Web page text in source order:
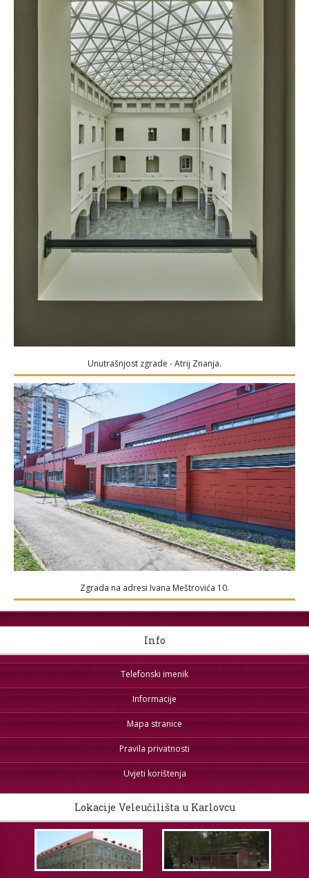
Unutrašnjost zgrade - Atrij Znanja.
Zgrada na adresi Ivana Meštrovića 10.
Info
Telefonski imenik
Informacije
Mapa stranice
Pravila privatnosti
Uvjeti korištenja
Lokacije Veleučilišta u Karlovcu